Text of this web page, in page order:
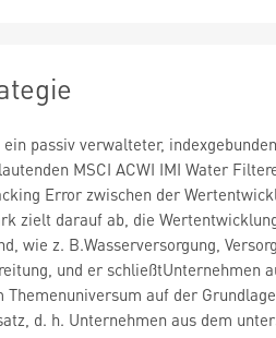
passiv verwalteter,
MSCI ACWI IMI Water
Error zwischen der
zielt darauf ab, die
wie z. B.Wasserversorgung,
und er schließtUnternehmen
Themenuniversum auf der
d. h. Unternehmen aus dem